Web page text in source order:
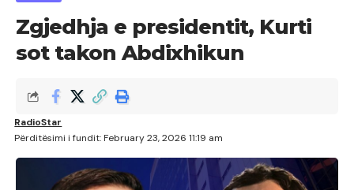
Zgjedhja e presidentit, Kurti
sot takon Abdixhikun
Përditësimi i fundit: February 23, 2026 11:19 am
RadioStar